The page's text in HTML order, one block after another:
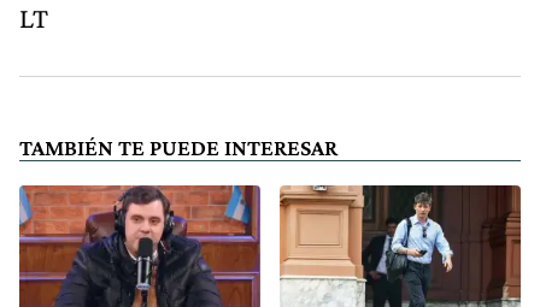
LT
TAMBIÉN TE PUEDE INTERESAR